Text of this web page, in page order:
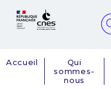
Navigation
Accueil
Qui
sommes-
nous